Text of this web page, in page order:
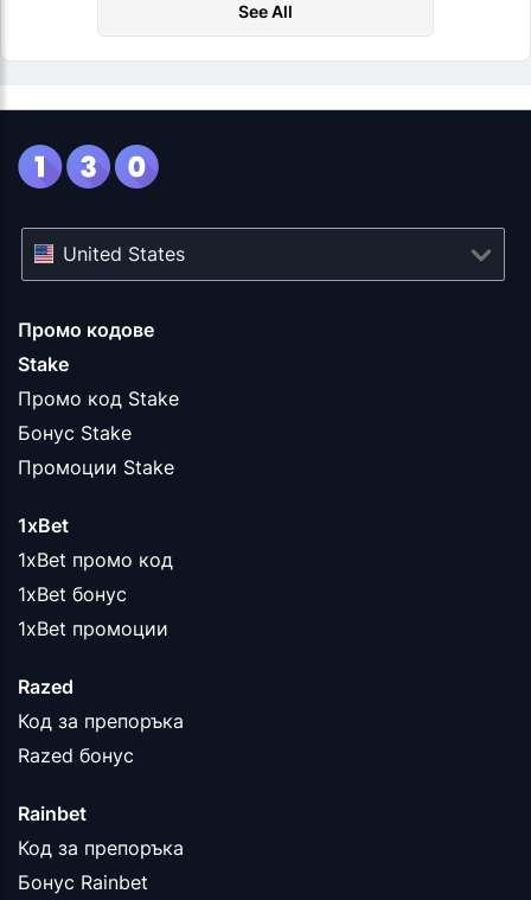
See All
Промо кодове
Stake
Промо код Stake
Бонус Stake
Промоции Stake
1xBet
1xBet промо код
1xBet бонус
1xBet промоции
Razed
Код за препоръка
Razed бонус
Rainbet
Код за препоръка
Бонус Rainbet
United States